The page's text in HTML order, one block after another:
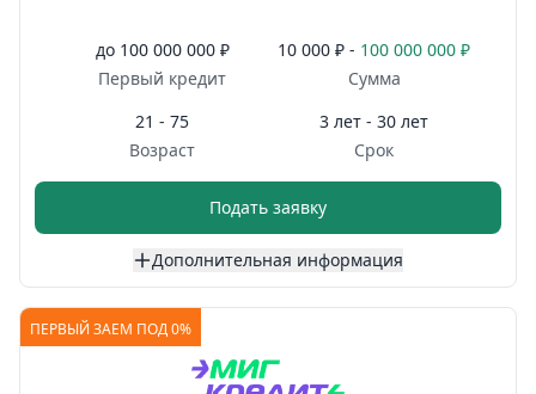
до 100 000 000 ₽
Первый кредит
10 000 ₽ - 100 000 000 ₽
Сумма
21 - 75
Возраст
3 лет - 30 лет
Срок
Подать заявку
Дополнительная информация
ПЕРВЫЙ ЗАЕМ ПОД 0%